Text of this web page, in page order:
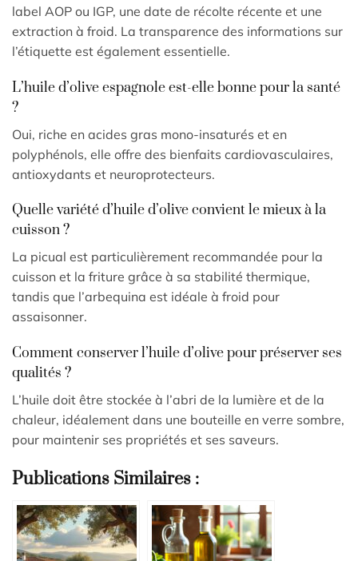
label AOP ou IGP, une date de récolte récente et une
extraction à froid. La transparence des informations sur
l’étiquette est également essentielle.
L’huile d’olive espagnole est-elle bonne pour la santé
?
Oui, riche en acides gras mono-insaturés et en
polyphénols, elle offre des bienfaits cardiovasculaires,
antioxydants et neuroprotecteurs.
Quelle variété d’huile d’olive convient le mieux à la
cuisson ?
La picual est particulièrement recommandée pour la
cuisson et la friture grâce à sa stabilité thermique,
tandis que l’arbequina est idéale à froid pour
assaisonner.
Comment conserver l’huile d’olive pour préserver ses
qualités ?
L’huile doit être stockée à l’abri de la lumière et de la
chaleur, idéalement dans une bouteille en verre sombre,
pour maintenir ses propriétés et ses saveurs.
Publications Similaires :